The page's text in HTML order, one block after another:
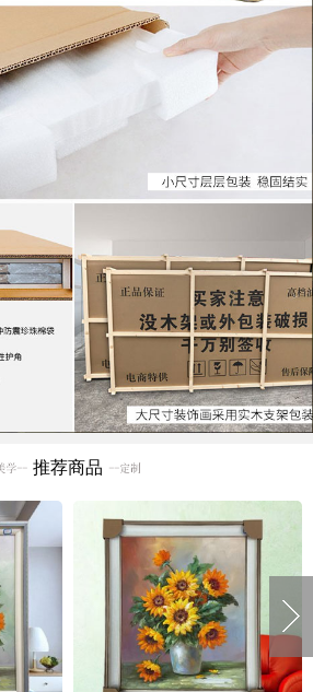
推荐商品